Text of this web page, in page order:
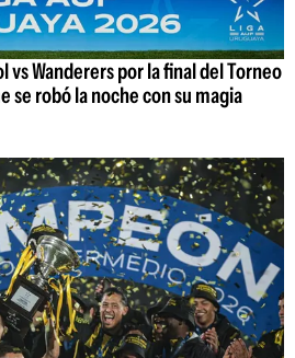
vs Wanderers por la final del Torneo
se robó la noche con su magia